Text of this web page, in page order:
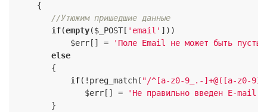
     {
//Утюжим пришедшие данные
if(empty($_POST[ 'email' ]))
            $err[] =
'Поле Email не может быть
else
        {
if(!preg_match( "/^[a-z0-9_.-]+@([a-z0-
               $err[] =
'Не правильно введен E-mail'
        }